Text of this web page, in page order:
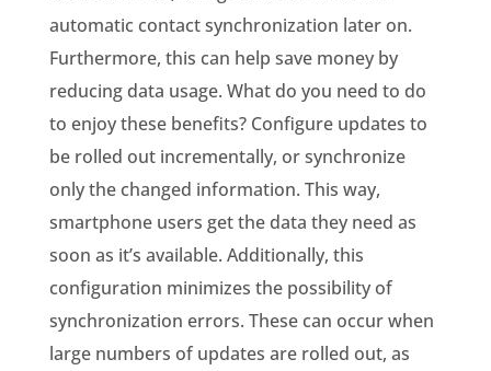
automatic contact synchronization later on.
Furthermore, this can help save money by
reducing data usage. What do you need to do
to enjoy these benefits? Configure updates to
be rolled out incrementally, or synchronize
only the changed information. This way,
smartphone users get the data they need as
soon as it’s available. Additionally, this
configuration minimizes the possibility of
synchronization errors. These can occur when
large numbers of updates are rolled out, as